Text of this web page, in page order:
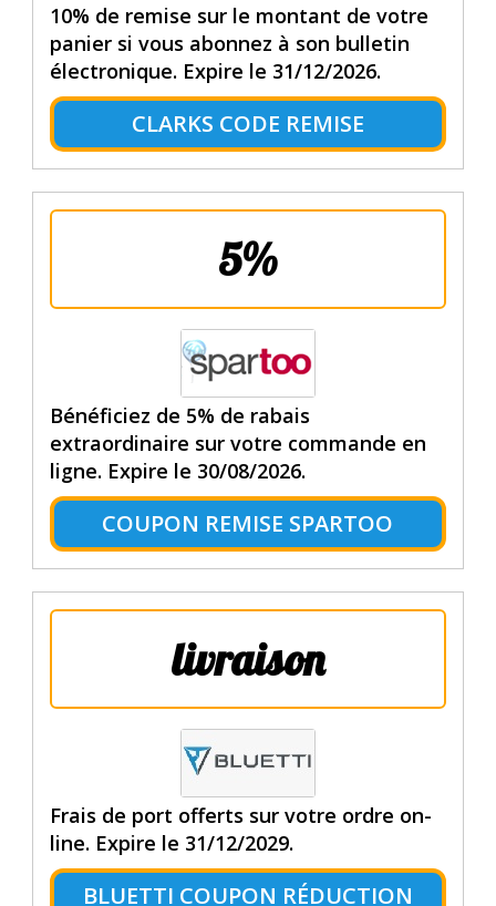
10% de remise sur le montant de votre
panier si vous abonnez à son bulletin
électronique. Expire le 31/12/2026.
CLARKS CODE REMISE
5%
Bénéficiez de 5% de rabais
extraordinaire sur votre commande en
ligne. Expire le 30/08/2026.
COUPON REMISE SPARTOO
livraison
Frais de port offerts sur votre ordre on-
line. Expire le 31/12/2029.
BLUETTI COUPON RÉDUCTION